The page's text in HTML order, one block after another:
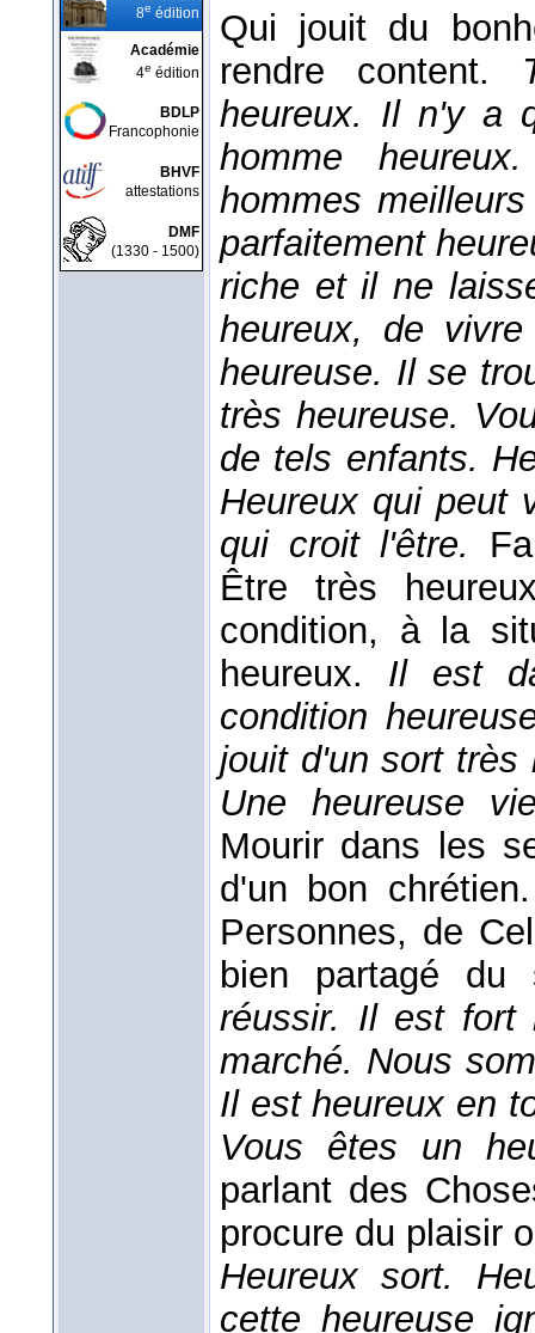
8e édition
Académie
4e édition
BDLP
Francophonie
BHVF
attestations
DMF
(1330 - 1500)
Qui jouit du
rendre content.
heureux. Il n'y a
homme
hommes
parfaitement
riche et il ne
heureux, de
heureuse. Il se
très heureuse.
de tels enfants.
Heureux qui peut
qui croit l'être.
Être très
condition, à la
heureux. Il est
condition
jouit d'un sort très
Une heureuse
Mourir dans les
d'un bon
Personnes, de
bien partagé
réussir. Il est fort
marché. Nous
Il est heureux en
Vous êtes un
parlant des
procure du plaisir
Heureux sort.
cette heureuse